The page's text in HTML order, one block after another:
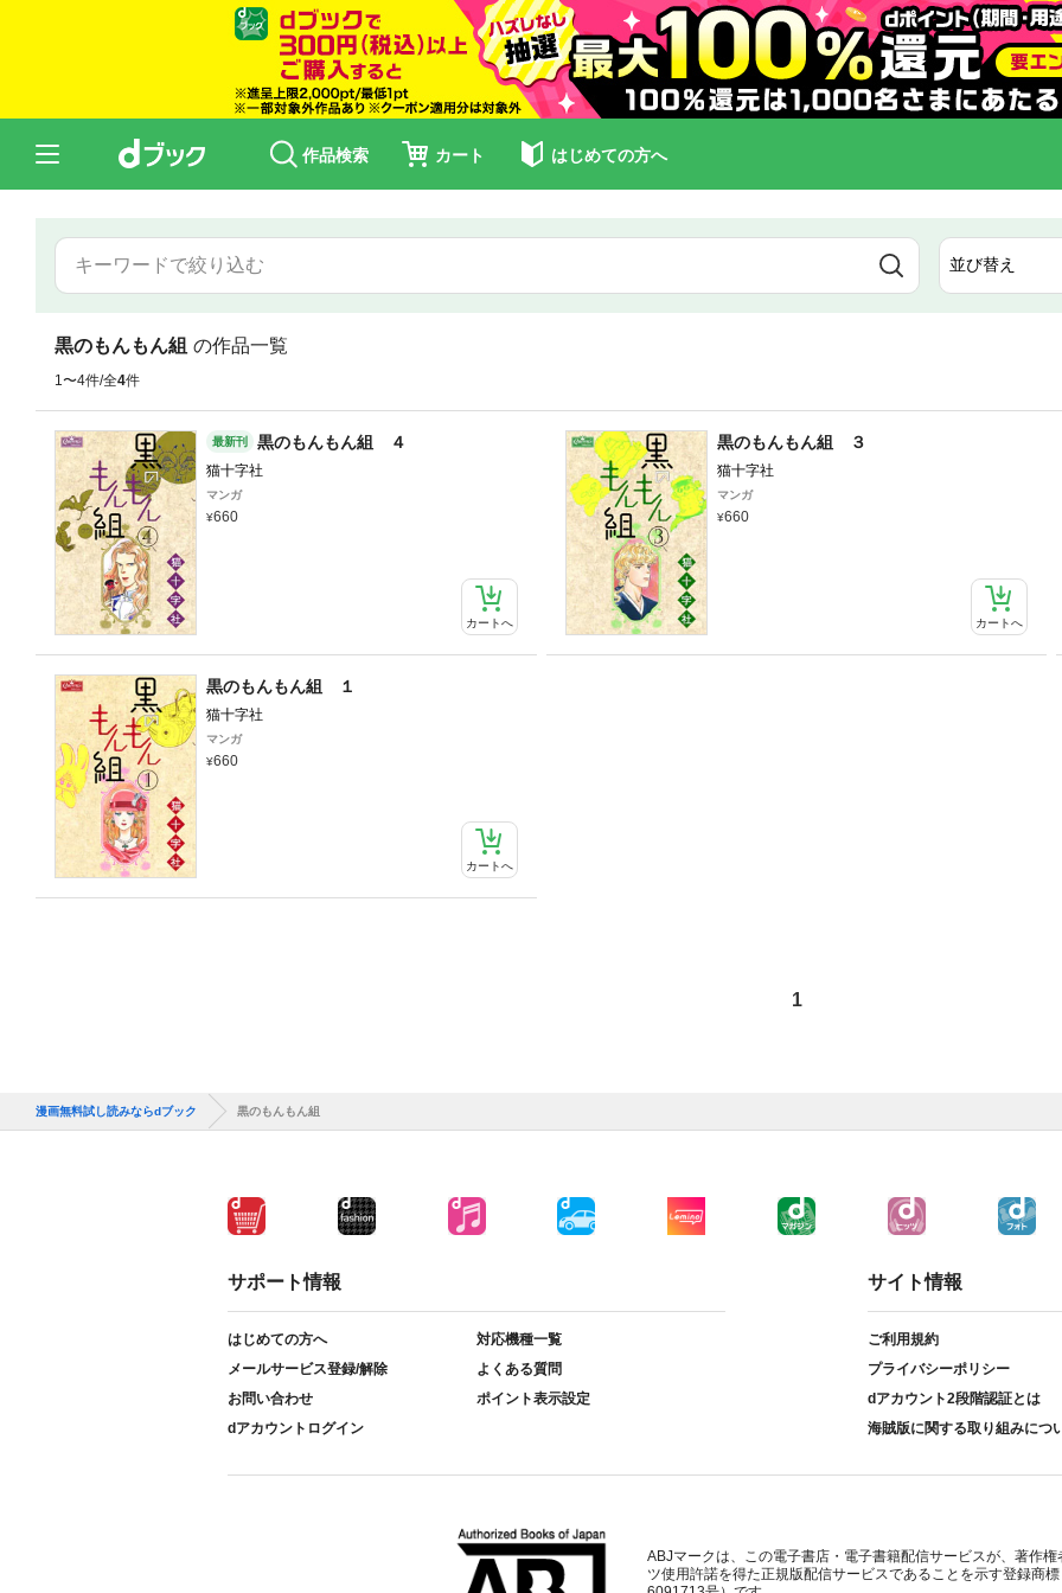
作品検索 カート はじめての方へ
黒のもんもん組 の作品一覧
1〜4件/全4件
最新刊 黒のもんもん組 ４
猫十字社
マンガ
660
カートへ
黒のもんもん組 ３
猫十字社
マンガ
660
カートへ
黒のもんもん組 １
猫十字社
マンガ
660
カートへ
1
漫画無料試し読みならdブック 黒のもんもん組
サポート情報
はじめての方へ
対応機種一覧
メールサービス登録/解除
よくある質問
お問い合わせ
ポイント表示設定
dアカウントログイン
サイト情報
ご利用規約
プライバシーポリシー
dアカウント2段階認証とは
海賊版に関する取り組みにつ
ABJマークは、この電子書店・電子書籍配信サービスが、著作権
ツ使用許諾を得た正規版配信サービスであることを示す登録商